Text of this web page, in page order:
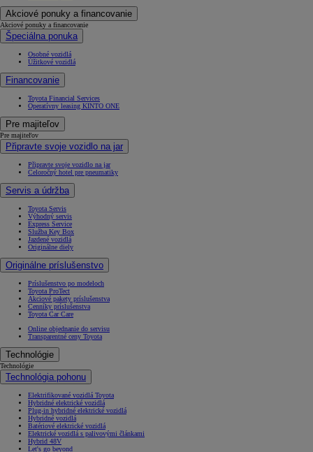
Akciové ponuky a financovanie
Akciové ponuky a financovanie
Špeciálna ponuka
Osobné vozidlá
Úžitkové vozidlá
Financovanie
Toyota Financial Services
Operatívny leasing KINTO ONE
Pre majiteľov
Pre majiteľov
Připravte svoje vozidlo na jar
Připravte svoje vozidlo na jar
Celoročný hotel pre pneumatiky
Servis a údržba
Toyota Servis
Výhodný servis
Express Service
Služba Key Box
Jazdené vozidlá
Originálne diely
Originálne príslušenstvo
Príslušenstvo po modeloch
Toyota ProTect
Akciové pakety príslušenstva
Cenníky príslušenstva
Toyota Car Care
Online objednanie do servisu
Transparentné ceny Toyota
Technológie
Technológie
Technológia pohonu
Elektrifikované vozidlá Toyota
Hybridné elektrické vozidlá
Plug-in hybridné elektrické vozidlá
Hybridné vozidlá
Batériové elektrické vozidlá
Elektrické vozidlá s palivovými článkami
Hybrid 48V
Let's go beyond